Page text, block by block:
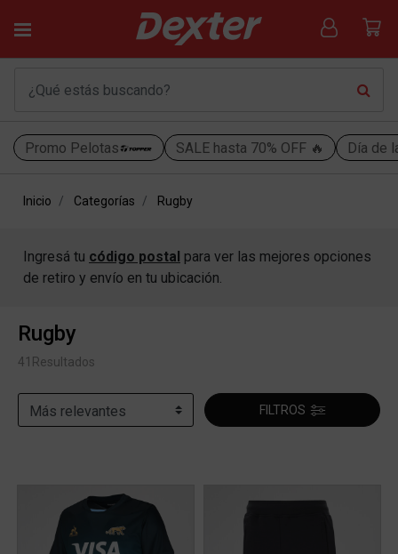
Promo Pelotas SALE hasta 70% OFF 🔥 Día de
Inicio Categorías Rugby
Ingresá tu código postal para ver las mejores opciones
de retiro y envío en tu ubicación.
Rugby
41 Resultados
FILTROS